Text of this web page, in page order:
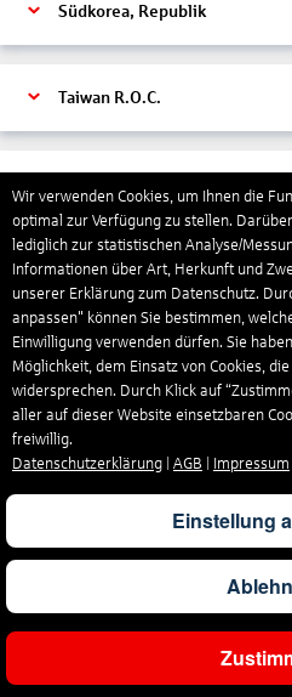
Ergebnisse
Südkorea, Republik
Taiwan R.O.C.
Thailand
Trinidad und Tobago
Tschechische Republik
Türkei
Wir verwenden Cookies, um Ihnen die
optimal zur Verfügung zu stellen.
lediglich zur statistischen Analyse/
Informationen über Art, Herkunft und
unserer Erklärung zum Datenschutz.
anpassen" können Sie bestimmen,
Einwilligung verwenden dürfen. Sie
Möglichkeit, dem Einsatz von Cookies,
widersprechen. Durch Klick auf
aller auf dieser Website einsetzbaren
freiwillig.
Datenschutzerklärung
AGB Impressum
Einstellung